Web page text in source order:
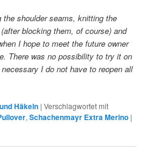
shoulder seams, knitting the
blocking them, of course) and
I hope to meet the future owner
There was no possibility to try it on
I do not have to reopen all
Häkeln |Verschlagwortet mit
,Schachenmayr Extra Merino |